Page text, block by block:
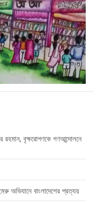
রহমান, বৃক্ষরোপণকে গণআন্দোলনে
অভিযানে বাংলাদেশের প্রত্যয়